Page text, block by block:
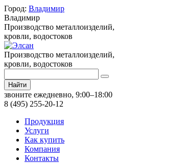
Город: Владимир
Владимир
Производство металлоизделий,
кровли, водостоков
Производство металлоизделий,
кровли, водостоков
Найти
звоните ежедневно, 9:00–18:00
8 (495) 255-20-12
Продукция
Услуги
Как купить
Компания
Контакты